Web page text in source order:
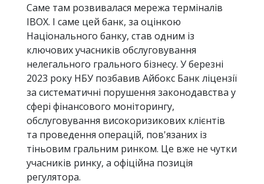
Саме там розвивалася мережа терміналів
IBOX. І саме цей банк, за оцінкою
Національного банку, став одним із
ключових учасників обслуговування
нелегального грального бізнесу. У березні
2023 року НБУ позбавив Айбокс Банк ліцензії
за систематичні порушення законодавства у
сфері фінансового моніторингу,
обслуговування високоризикових клієнтів
та проведення операцій, пов'язаних із
тіньовим гральним ринком. Це вже не чутки
учасників ринку, а офіційна позиція
регулятора.